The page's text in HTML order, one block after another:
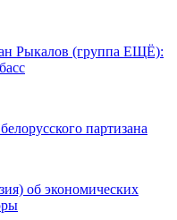
(группа ЕЩЁ):
партизана
об экономических